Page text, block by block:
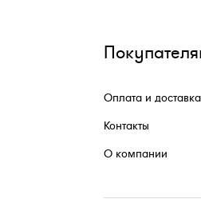
Оплата и доставка
Контакты
О компании